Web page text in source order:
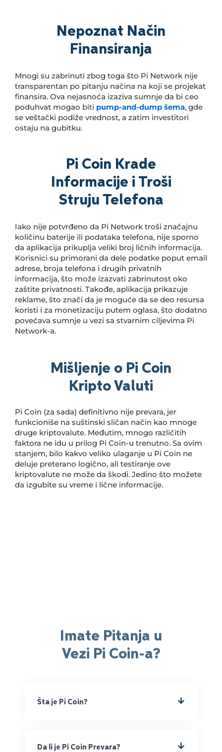
Nepoznat Način
Finansiranja
Mnogi su zabrinuti zbog toga što Pi Network nije
transparentan po pitanju načina na koji se projekat
finansira. Ova nejasnoća izaziva sumnje da bi ceo
poduhvat mogao biti pump-and-dump šema, gde
se veštački podiže vrednost, a zatim investitori
ostaju na gubitku.
Pi Coin Krade
Informacije i Troši
Struju Telefona
Iako nije potvrđeno da Pi Network troši značajnu
količinu baterije ili podataka telefona, nije sporno
da aplikacija prikuplja veliki broj ličnih informacija.
Korisnici su primorani da dele podatke poput email
adrese, broja telefona i drugih privatnih
informacija, što može izazvati zabrinutost oko
zaštite privatnosti. Takođe, aplikacija prikazuje
reklame, što znači da je moguće da se deo resursa
koristi i za monetizaciju putem oglasa, što dodatno
povećava sumnje u vezi sa stvarnim ciljevima Pi
Network-a.
Mišljenje o Pi Coin
Kripto Valuti
Pi Coin (za sada) definitivno nije prevara, jer
funkcioniše na suštinski sličan način kao mnoge
druge kriptovalute. Međutim, mnogo različitih
faktora ne idu u prilog Pi Coin-u trenutno. Sa ovim
stanjem, bilo kakvo veliko ulaganje u Pi Coin ne
deluje preterano logično, ali testiranje ove
kriptovalute ne može da škodi. Jedino što možete
da izgubite su vreme i lične informacije.
Imate Pitanja u
Vezi Pi Coin-a?
Šta je Pi Coin?
Da li je Pi Coin Prevara?